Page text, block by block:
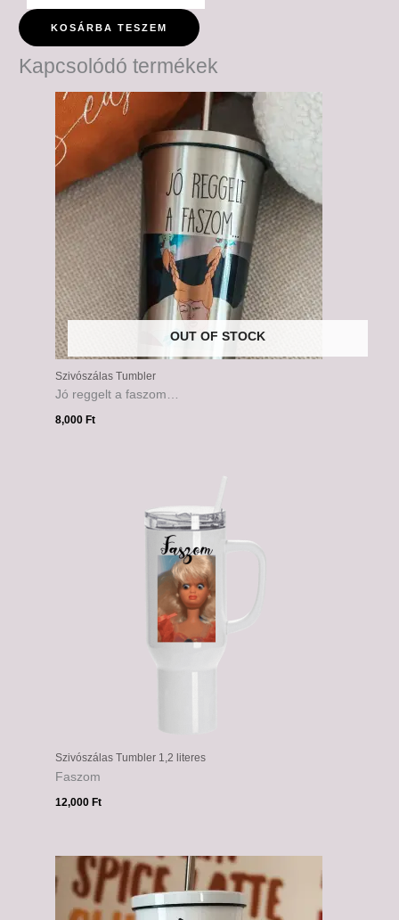
KOSÁRBA TESZEM
Kapcsolódó termékek
OUT OF STOCK
Szivószálas Tumbler
Jó reggelt a faszom…
8,000 Ft
Szivószálas Tumbler 1,2 literes
Faszom
12,000 Ft